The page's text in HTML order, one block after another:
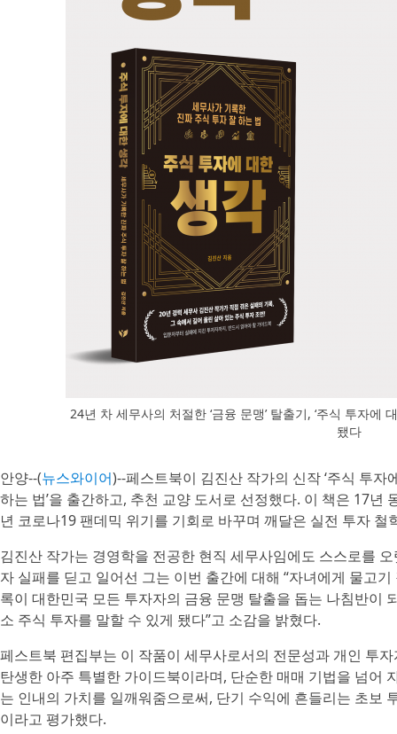
24년 차 세무사의 처절한 ‘금융 문맹’ 탈출기, ‘주식 투자에
됐다
안양--(뉴스와이어)--페스트북이 김진산 작가의 신작 ‘주식 투
하는 법’을 출간하고, 추천 교양 도서로 선정했다. 이 책은 17
년 코로나19 팬데믹 위기를 기회로 바꾸며 깨달은 실전 투자
김진산 작가는 경영학을 전공한 현직 세무사임에도 스스로를
자 실패를 딛고 일어선 그는 이번 출간에 대해 “자녀에게 물고
록이 대한민국 모든 투자자의 금융 문맹 탈출을 돕는 나침반이
소 주식 투자를 말할 수 있게 됐다”고 소감을 밝혔다.
페스트북 편집부는 이 작품이 세무사로서의 전문성과 개인 투
탄생한 아주 특별한 가이드북이라며, 단순한 매매 기법을 넘어
는 인내의 가치를 일깨워줌으로써, 단기 수익에 흔들리는 초보
이라고 평가했다.